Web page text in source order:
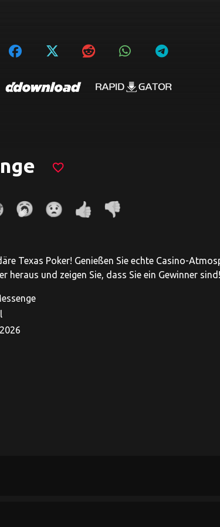
favorite_border
Texas Poker! Genießen Sie echte Casino-
heraus und zeigen Sie, dass Sie ein Gewinner sind!